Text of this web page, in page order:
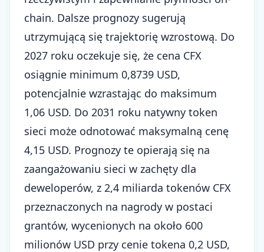
chain. Dalsze prognozy sugerują
utrzymującą się trajektorię wzrostową. Do
2027 roku oczekuje się, że cena CFX
osiągnie minimum 0,8739 USD,
potencjalnie wzrastając do maksimum
1,06 USD. Do 2031 roku natywny token
sieci może odnotować maksymalną cenę
4,15 USD. Prognozy te opierają się na
zaangażowaniu sieci w zachęty dla
deweloperów, z 2,4 miliarda tokenów CFX
przeznaczonych na nagrody w postaci
grantów, wycenionych na około 600
milionów USD przy cenie tokena 0,2 USD,